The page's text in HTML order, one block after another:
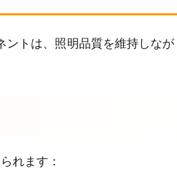
トは、照明品質を維持しな
れます：